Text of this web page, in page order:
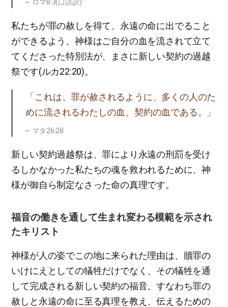
ロマ8:3(口語訳)
私たちが罪の赦しを得て、永遠の命に出でること
ができるよう、神様はご自分の血を流されて立て
てくださった特別法が、まさに新しい契約の過越
祭です(ルカ22:20)。
「これは、罪が赦されるように、多くの人のた
めに流されるわたしの血、契約の血である。」
マタ26:28
新しい契約過越祭は、罪により永遠の刑罰を受け
るしかなかった私たちの魂を救われるために、神
様が御自ら制定なさった命の真理です。
福音の働きを通して生まれ変わる模範を示され
たキリスト
神様が人の姿でこの地に来られた理由は、贖罪の
いけにえとしての犠牲だけでなく、その犠牲を通
して完成される新しい契約の福音、すなわち罪の
赦しと永遠の命に至る真理を教え、伝えるための